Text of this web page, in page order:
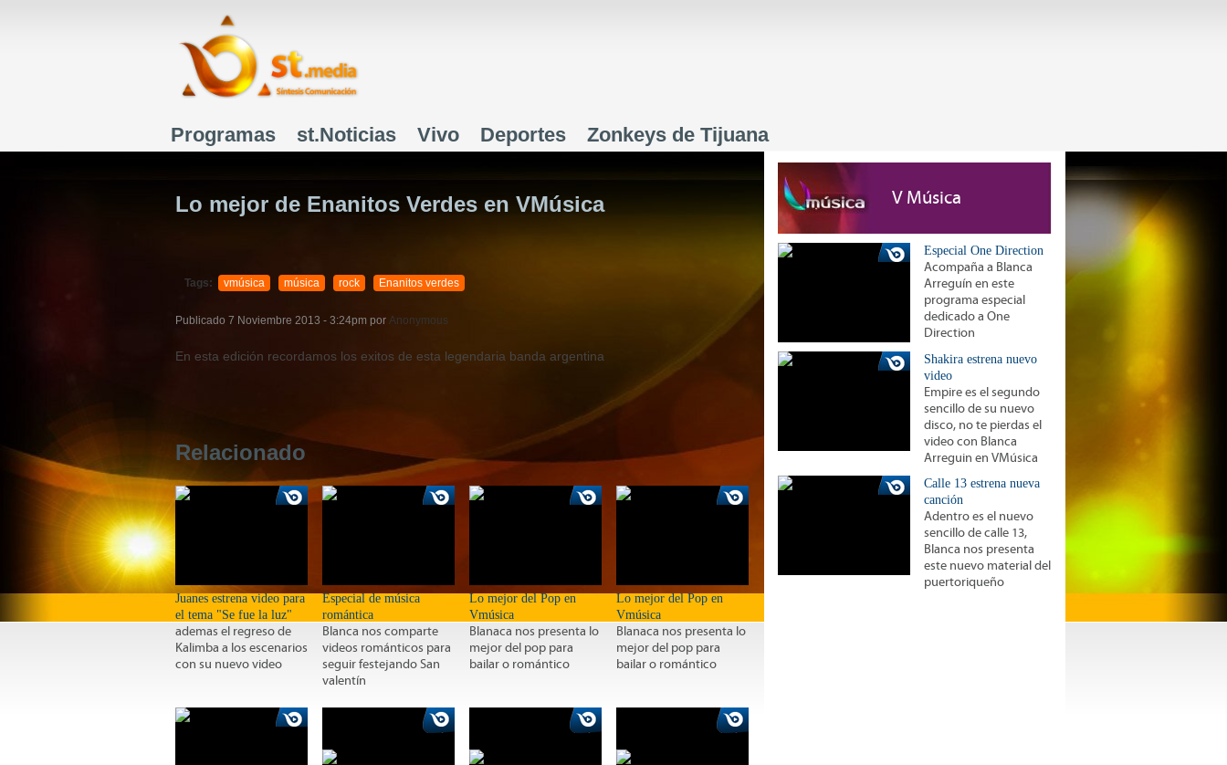
Menú principal
Programas st.Noticias Vivo Deportes Zonkeys de Tijuana
Lo mejor de Enanitos Verdes en VMúsica
Tags: vmúsica música rock Enanitos verdes
Publicado 7 Noviembre 2013 - 3:24pm por Anonymous
En esta edición recordamos los exitos de esta legendaria banda argentina
Relacionado
Juanes estrena video para
el tema "Se fue la luz"
ademas el regreso de
Kalimba a los escenarios
con su nuevo video
Especial de música
romántica
Blanca nos comparte
videos románticos para
seguir festejando San
valentín
Lo mejor del Pop en
Vmúsica
Blanaca nos presenta lo
mejor del pop para
bailar o romántico
Lo mejor del Pop en
Vmúsica
Blanaca nos presenta lo
mejor del pop para
bailar o romántico
V Música
Especial One Direction
Acompaña a Blanca
Arreguín en este
programa especial
dedicado a One
Direction
Shakira estrena nuevo
video
Empire es el segundo
sencillo de su nuevo
disco, no te pierdas el
video con Blanca
Arreguin en VMúsica
Calle 13 estrena nueva
canción
Adentro es el nuevo
sencillo de calle 13,
Blanca nos presenta
este nuevo material del
puertoriqueño